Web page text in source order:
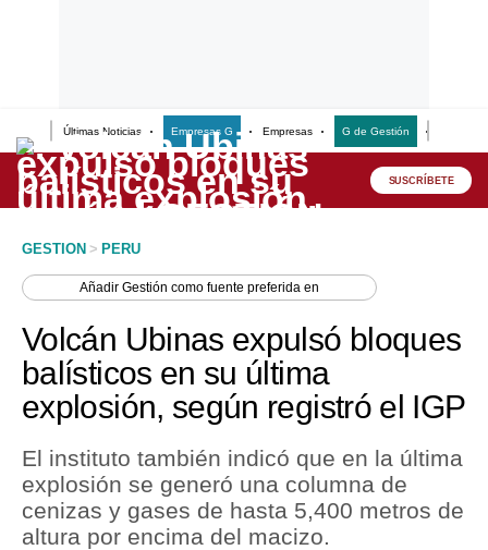
Últimas Noticias Empresas G Empresas G de Gestión
Lo último
Peru Quiosco
Economía
Mercados
Política
Tu Dinero
SUSCRÍBETE
GESTION > PERU
AñadirGestión como fuente preferida en
Volcán Ubinas expulsó bloques
balísticos en su última
explosión, según registró el IGP
El instituto también indicó que en la última
explosión se generó una columna de
cenizas y gases de hasta 5,400 metros de
altura por encima del macizo.